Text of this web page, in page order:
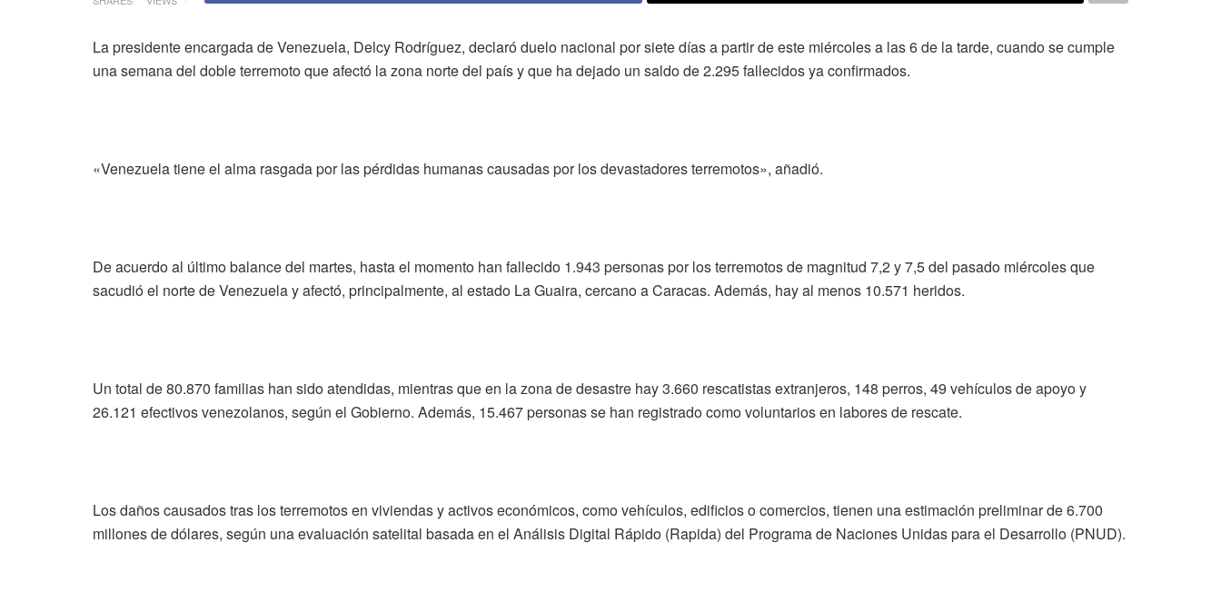
La presidente encargada de Venezuela, Delcy Rodríguez, declaró duelo nacional por siete días a partir de este miércoles a las 6 de la tarde, cuando se cumple
una semana del doble terremoto que afectó la zona norte del país y que ha dejado un saldo de 2.295 fallecidos ya confirmados.
«Venezuela tiene el alma rasgada por las pérdidas humanas causadas por los devastadores terremotos», añadió.
De acuerdo al último balance del martes, hasta el momento han fallecido 1.943 personas por los terremotos de magnitud 7,2 y 7,5 del pasado miércoles que
sacudió el norte de Venezuela y afectó, principalmente, al estado La Guaira, cercano a Caracas. Además, hay al menos 10.571 heridos.
Un total de 80.870 familias han sido atendidas, mientras que en la zona de desastre hay 3.660 rescatistas extranjeros, 148 perros, 49 vehículos de apoyo y
26.121 efectivos venezolanos, según el Gobierno. Además, 15.467 personas se han registrado como voluntarios en labores de rescate.
Los daños causados tras los terremotos en viviendas y activos económicos, como vehículos, edificios o comercios, tienen una estimación preliminar de 6.700
millones de dólares, según una evaluación satelital basada en el Análisis Digital Rápido (Rapida) del Programa de Naciones Unidas para el Desarrollo (PNUD).